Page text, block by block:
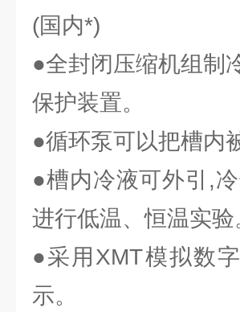
(国内*)
●全封闭压缩机组制
保护装置。
●循环泵可以把槽内
●槽内冷液可外引,
进行低温、恒温实验
●采用XMT模拟数
示。